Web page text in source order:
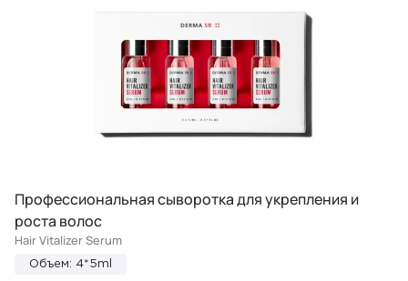
Профессиональная сыворотка для укрепления и
роста волос
Hair Vitalizer Serum
Объем: 4*5ml